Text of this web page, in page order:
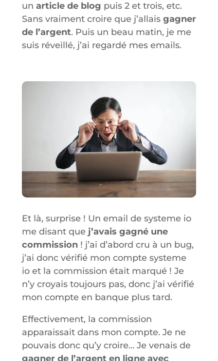
un article de blog puis 2 et trois, etc.
Sans vraiment croire que j’allais gagner
de l’argent. Puis un beau matin, je me
suis réveillé, j’ai regardé mes emails.
Et là, surprise ! Un email de systeme io
me disant que j’avais gagné une
commission! j’ai d’abord cru à un bug,
j’ai donc vérifié mon compte systeme
io et la commission était marqué ! Je
n’y croyais toujours pas, donc j’ai vérifié
mon compte en banque plus tard.
Effectivement, la commission
apparaissait dans mon compte. Je ne
pouvais donc qu’y croire… Je venais de
gagner de l’argent en ligne avec